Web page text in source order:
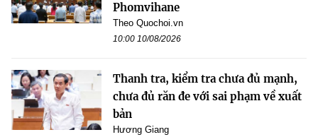
Phomvihane
Theo Quochoi.vn
10:00 10/08/2026
Thanh tra, kiểm tra chưa đủ mạnh,
chưa đủ răn đe với sai phạm về xuất
bản
Hương Giang